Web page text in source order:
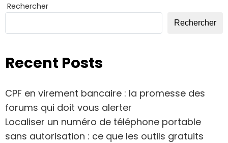
Rechercher
Rechercher
Recent Posts
CPF en virement bancaire : la promesse des
forums qui doit vous alerter
Localiser un numéro de téléphone portable
sans autorisation : ce que les outils gratuits